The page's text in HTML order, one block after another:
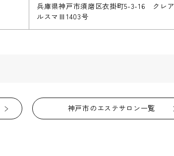
兵庫県神戸市須磨区衣掛町5-3-16 クレ
ルスマⅢ1403号
神戸市のエステサロン一覧